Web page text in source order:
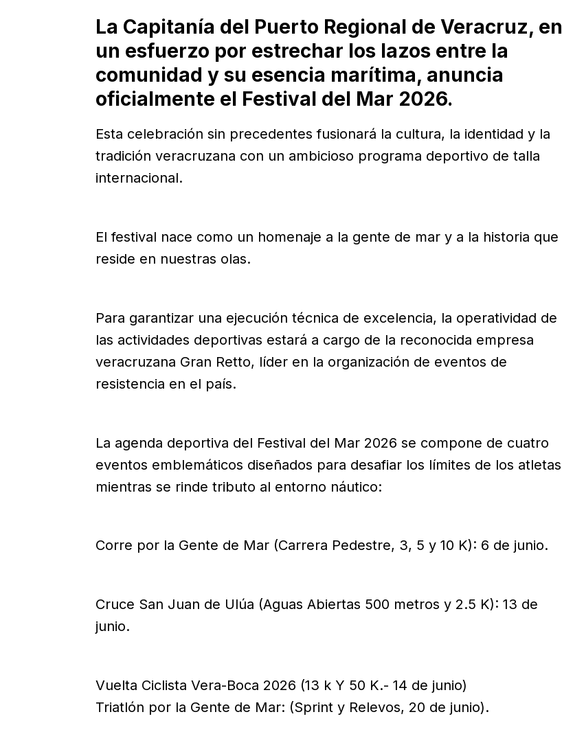
La Capitanía del Puerto Regional de Veracruz, en
un esfuerzo por estrechar los lazos entre la
comunidad y su esencia marítima, anuncia
oficialmente el Festival del Mar 2026.
Esta celebración sin precedentes fusionará la cultura, la identidad y la
tradición veracruzana con un ambicioso programa deportivo de talla
internacional.
El festival nace como un homenaje a la gente de mar y a la historia que
reside en nuestras olas.
Para garantizar una ejecución técnica de excelencia, la operatividad de
las actividades deportivas estará a cargo de la reconocida empresa
veracruzana Gran Retto, líder en la organización de eventos de
resistencia en el país.
La agenda deportiva del Festival del Mar 2026 se compone de cuatro
eventos emblemáticos diseñados para desafiar los límites de los atletas
mientras se rinde tributo al entorno náutico:
Corre por la Gente de Mar (Carrera Pedestre, 3, 5 y 10 K): 6 de junio.
Cruce San Juan de Ulúa (Aguas Abiertas 500 metros y 2.5 K): 13 de
junio.
Vuelta Ciclista Vera-Boca 2026 (13 k Y 50 K.- 14 de junio)
Triatlón por la Gente de Mar: (Sprint y Relevos, 20 de junio).